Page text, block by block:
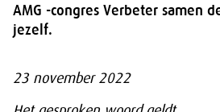
AMG -congres Verbeter samen
jezelf.
23 november 2022